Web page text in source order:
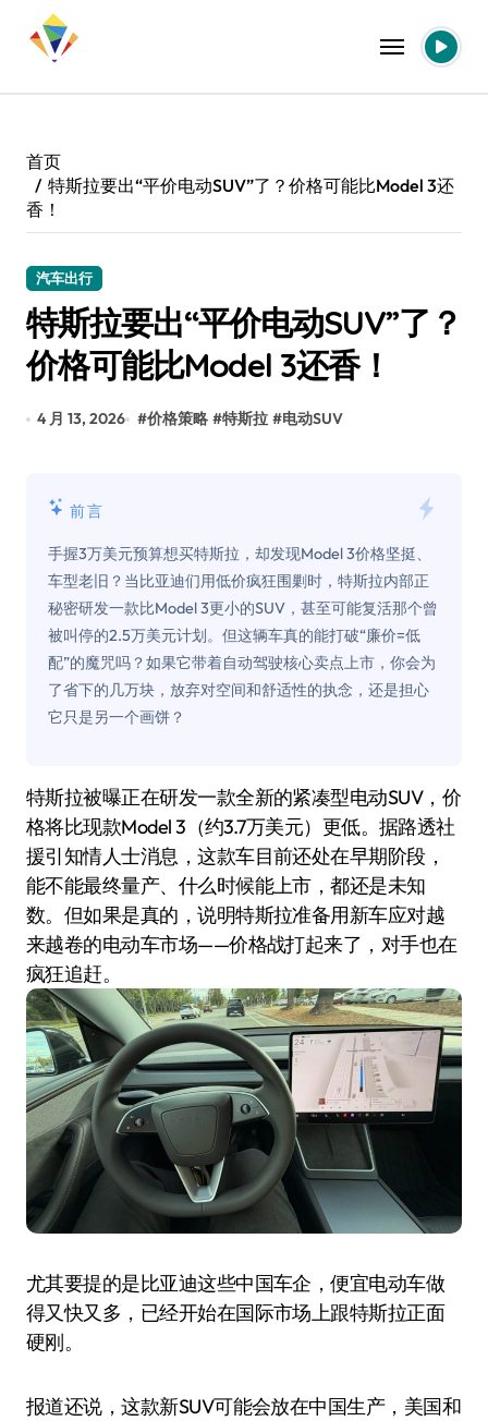
首页
特斯拉要出“平价电动SUV”了？价格可能比Model 3还
香！
汽车出行
特斯拉要出“平价电动SUV”了？
价格可能比Model 3还香！
4 月 13, 2026 #价格策略 #特斯拉 #电动SUV
前言
手握3万美元预算想买特斯拉，却发现Model 3价格坚挺、
车型老旧？当比亚迪们用低价疯狂围剿时，特斯拉内部正
秘密研发一款比Model 3更小的SUV，甚至可能复活那个曾
被叫停的2.5万美元计划。但这辆车真的能打破“廉价=低
配”的魔咒吗？如果它带着自动驾驶核心卖点上市，你会为
了省下的几万块，放弃对空间和舒适性的执念，还是担心
它只是另一个画饼？
特斯拉被曝正在研发一款全新的紧凑型电动SUV，价
格将比现款Model 3（约3.7万美元）更低。据路透社
援引知情人士消息，这款车目前还处在早期阶段，
能不能最终量产、什么时候能上市，都还是未知
数。但如果是真的，说明特斯拉准备用新车应对越
来越卷的电动车市场——价格战打起来了，对手也在
疯狂追赶。
尤其要提的是比亚迪这些中国车企，便宜电动车做
得又快又多，已经开始在国际市场上跟特斯拉正面
硬刚。
报道还说，这款新SUV可能会放在中国生产，美国和